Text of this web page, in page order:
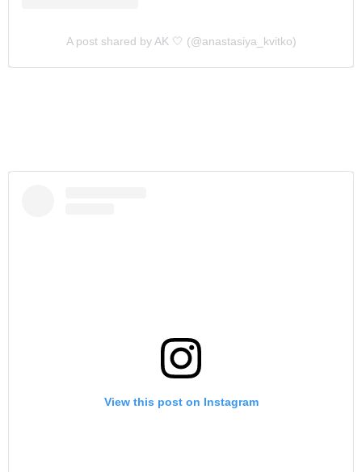
A post shared by AK 🤍 (@anastasiya_kvitko)
View this post on Instagram